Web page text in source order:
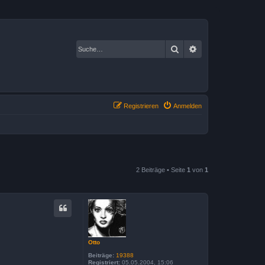
Suche
Anmelden
Registrieren
2 Beiträge • Seite 1 von 1
Otto
Beiträge: 19388
Registriert: 05.05.2004, 15:06